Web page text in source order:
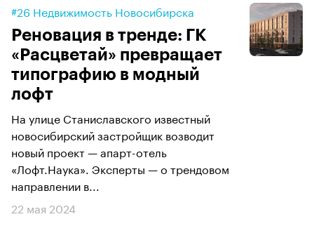
#26 Недвижимость Новосибирска
Реновация в тренде: ГК
«Расцветай» превращает
типографию в модный
лофт
На улице Станиславского известный
новосибирский застройщик возводит
новый проект — апарт-отель
«Лофт.Наука». Эксперты — о трендовом
направлении в...
22 мая 2024